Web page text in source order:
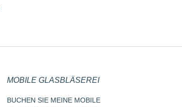
MOBILE GLASBLÄSEREI
BUCHEN SIE MEINE MOBILE